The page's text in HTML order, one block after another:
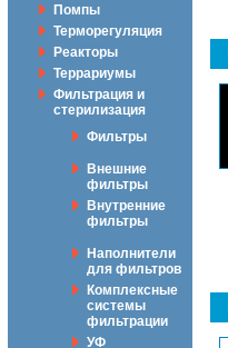
Помпы
Терморегуляция
Реакторы
Террариумы
Фильтрация и
стерилизация
Фильтры
Внешние
фильтры
Внутренние
фильтры
Наполнители
для фильтров
Комплексные
системы
фильтрации
УФ